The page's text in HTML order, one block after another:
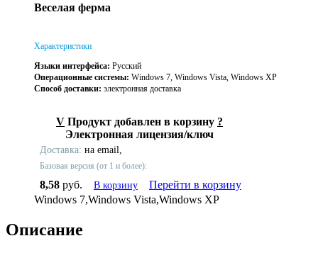
Веселая ферма
Характеристики
Языки интерфейса: Русский
Операционные системы: Windows 7, Windows Vista, Windows XP
Способ доставки: электронная доставка
V Продукт добавлен в корзину ?
Электронная лицензия/ключ
Доставка: на email,
Базовая версия (от 1 и более):
8,58 руб. В корзину
Перейти в корзину
Windows 7,Windows Vista,Windows XP
Описание